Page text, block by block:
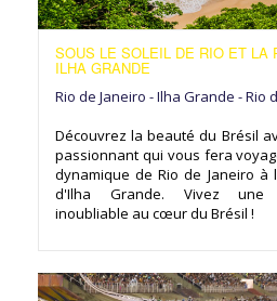
SOUS LE SOLEIL DE RIO ET LA
ILHA GRANDE
Rio de Janeiro - Ilha Grande - Rio
Découvrez la beauté du Brésil
passionnant qui vous fera
dynamique de Rio de Janeiro à
d'Ilha Grande. Vivez une
inoubliable au cœur du Brésil !